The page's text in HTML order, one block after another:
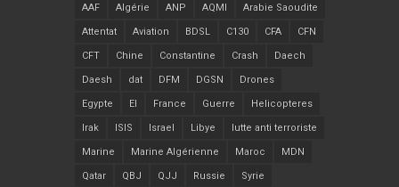
AAF Algérie ANP AQMI Arabie Saoudite
Attentat Aviation BDSL C130 CFA CFN
CFT Chine Constantine Crash Daech
Daesh dat DFM DGSN Drones
Egypte EI France Guerre Helicopteres
Irak ISIS Israel Libye lutte anti terroriste
Marine Marine Algérienne Maroc MDN
Qatar QBJ QJJ Russie Syrie